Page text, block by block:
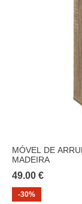
MÓVEL DE
MADEIRA
49.00 €
-30%